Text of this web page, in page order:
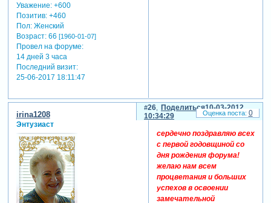
Уважение: +600
Позитив: +460
Пол:Женский
Возраст:66 [1960-01-07]
Провел на форуме:
14 дней 3 часа
Последний визит:
25-06-2017 18:11:47
Поделиться
26
10-03-2012
10:34:29
irina1208
Энтузиаст
сердечно поздравляю всех
с первой годовщиной со
дня рождения форума!
желаю нам всем
процветания и больших
успехов в освоении
замечательной
0